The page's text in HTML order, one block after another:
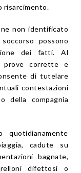
risarcimento.
non identificato
possono
dei fatti. Al
prove corrette e
di tutelare
contestazioni
della compagnia
cadute su
bagnate,
difettosi o